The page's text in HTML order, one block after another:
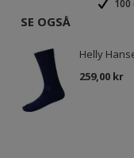
SE OGSÅ
Helly
259,00 kr